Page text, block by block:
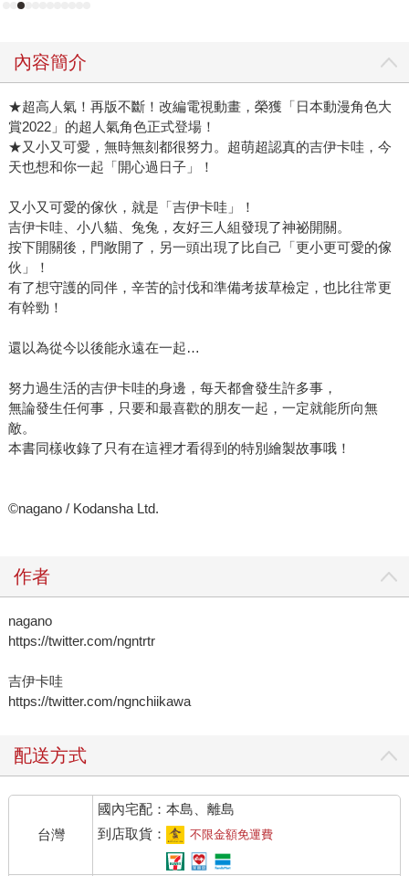
內容簡介
★超高人氣！再版不斷！改編電視動畫，榮獲「日本動漫角色大
賞2022」的超人氣角色正式登場！
★又小又可愛，無時無刻都很努力。超萌超認真的吉伊卡哇，今
天也想和你一起「開心過日子」！
又小又可愛的傢伙，就是「吉伊卡哇」！
吉伊卡哇、小八貓、兔兔，友好三人組發現了神祕開關。
按下開關後，門敞開了，另一頭出現了比自己「更小更可愛的傢
伙」！
有了想守護的同伴，辛苦的討伐和準備考拔草檢定，也比往常更
有幹勁！
還以為從今以後能永遠在一起…
努力過生活的吉伊卡哇的身邊，每天都會發生許多事，
無論發生任何事，只要和最喜歡的朋友一起，一定就能所向無
敵。
本書同樣收錄了只有在這裡才看得到的特別繪製故事哦！
©nagano / Kodansha Ltd.
作者
nagano
https://twitter.com/ngntrtr
吉伊卡哇
https://twitter.com/ngnchiikawa
配送方式
台灣
國內宅配：本島、離島
到店取貨：
不限金額免運費